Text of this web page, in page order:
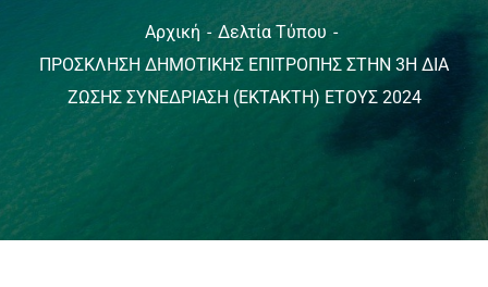
Αρχική
Δελτία Τύπου
ΠΡΟΣΚΛΗΣΗ ΔΗΜΟΤΙΚΗΣ ΕΠΙΤΡΟΠΗΣ ΣΤΗΝ 3Η ΔΙΑ
ΖΩΣΗΣ ΣΥΝΕΔΡΙΑΣΗ (ΕΚΤΑΚΤΗ) ΕΤΟΥΣ 2024